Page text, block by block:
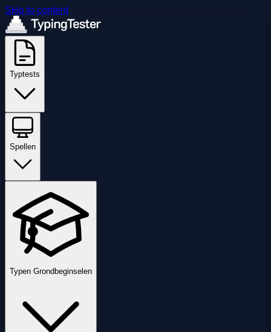
Skip to content
Typtests
Spellen
Typen Grondbeginselen